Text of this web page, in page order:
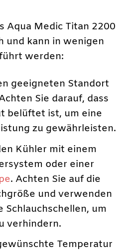
Aqua Medic Titan 2200
und kann in wenigen
werden:
geeigneten Standort
Sie darauf, dass
belüftet ist, um eine
zu gewährleisten.
Kühler mit einem
oder einer
. Achten Sie auf die
und verwenden
Schlauchschellen, um
verhindern.
Temperatur